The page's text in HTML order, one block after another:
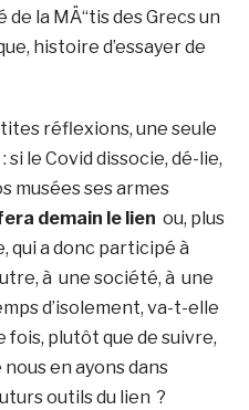
la MÄ“tis des Grecs un
histoire d’essayer de
réflexions, une seule
le Covid dissocie, dé-lie,
musées ses armes
demain le lien ou, plus
qui a donc participé à
à une société, à une
d’isolement, va-t-elle
plutôt que de suivre,
en ayons dans
outils du lien ?